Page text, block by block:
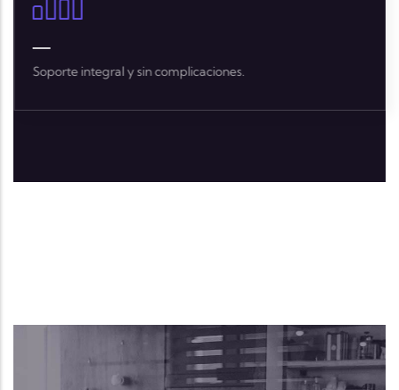
Soporte integral y sin complicaciones.